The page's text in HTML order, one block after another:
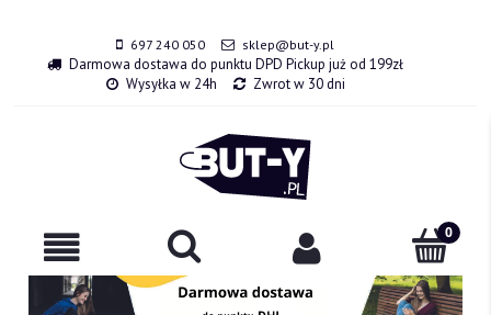
697 240 050 sklep@but-y.pl
Darmowa dostawa do punktu DPD Pickup już od 199zł
Wysyłka w 24h
Zwrot w 30 dni